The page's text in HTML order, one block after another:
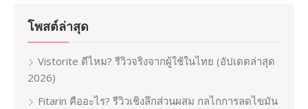
โพสต์ล่าสุด
Vistorite ดีไหม? รีวิวจริงจากผู้ใช้ในไทย (อัปเดตล่าสุด
2026)
Fitarin คืออะไร? รีวิวเชิงลึกส่วนผสม กลไกการลดไขมัน